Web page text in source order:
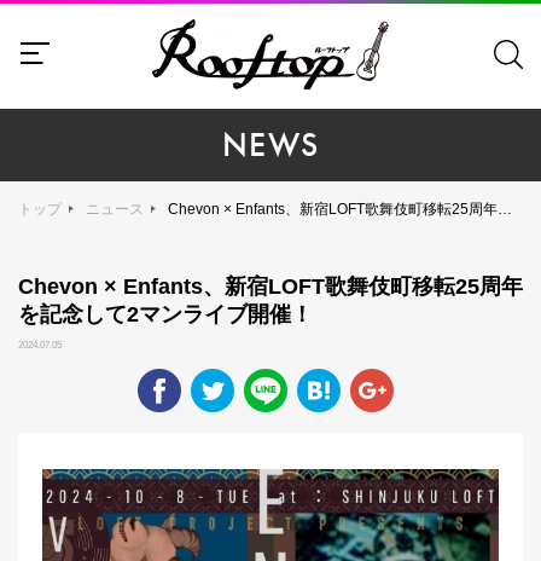
NEWS
トップ ニュース Chevon × Enfants、新宿LOFT歌舞伎町移転25周年を記念して2マンライブ開催！
Chevon × Enfants、新宿LOFT歌舞伎町移転25周年
を記念して2マンライブ開催！
2024.07.05